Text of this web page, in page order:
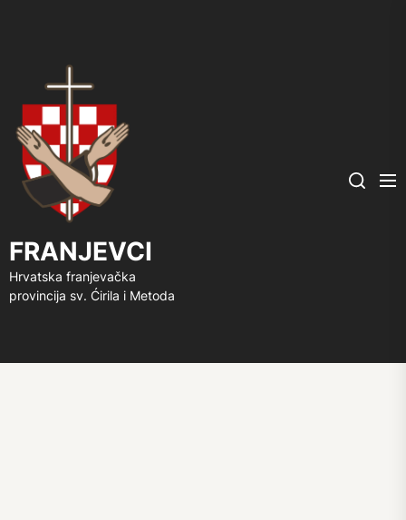
FRANJEVCI
Hrvatska franjevačka
provincija sv. Ćirila i Metoda
Search